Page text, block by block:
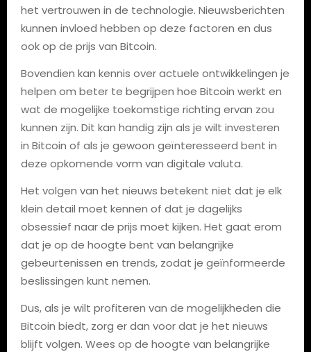
het vertrouwen in de technologie. Nieuwsberichten
kunnen invloed hebben op deze factoren en dus
ook op de prijs van Bitcoin.
Bovendien kan kennis over actuele ontwikkelingen je
helpen om beter te begrijpen hoe Bitcoin werkt en
wat de mogelijke toekomstige richting ervan zou
kunnen zijn. Dit kan handig zijn als je wilt investeren
in Bitcoin of als je gewoon geïnteresseerd bent in
deze opkomende vorm van digitale valuta.
Het volgen van het nieuws betekent niet dat je elk
klein detail moet kennen of dat je dagelijks
obsessief naar de prijs moet kijken. Het gaat erom
dat je op de hoogte bent van belangrijke
gebeurtenissen en trends, zodat je geïnformeerde
beslissingen kunt nemen.
Dus, als je wilt profiteren van de mogelijkheden die
Bitcoin biedt, zorg er dan voor dat je het nieuws
blijft volgen. Wees op de hoogte van belangrijke